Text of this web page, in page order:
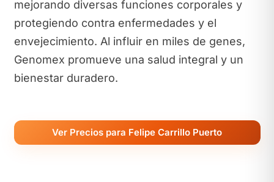
mejorando diversas funciones corporales y
protegiendo contra enfermedades y el
envejecimiento. Al influir en miles de genes,
Genomex promueve una salud integral y un
bienestar duradero.
Ver Precios para Felipe Carrillo Puerto